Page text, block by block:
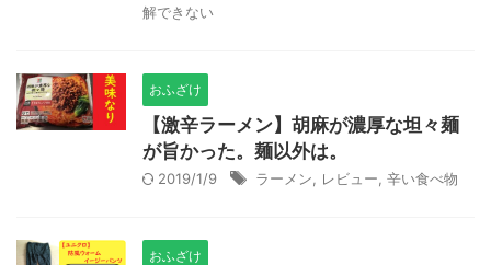
解できない
おふざけ
【激辛ラーメン】胡麻が濃厚な坦々麺
が旨かった。麺以外は。
2019/1/9 ラーメン レビュー 辛い食べ物
おふざけ